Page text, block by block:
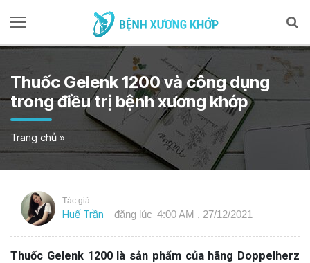
Thuốc Gelenk 1200 và công dụng
trong điều trị bệnh xương khớp
Trang chủ »
Tác giả
Huế Trần đăng lúc 4:00 AM , 27/12/2021
Thuốc Gelenk 1200 là sản phẩm của hãng Doppelherz